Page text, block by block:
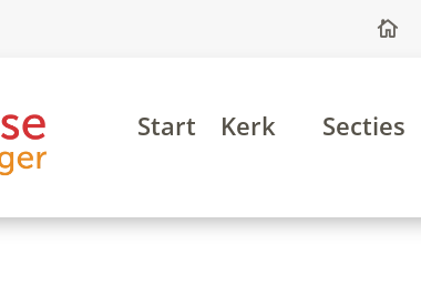

Start Kerk Secties